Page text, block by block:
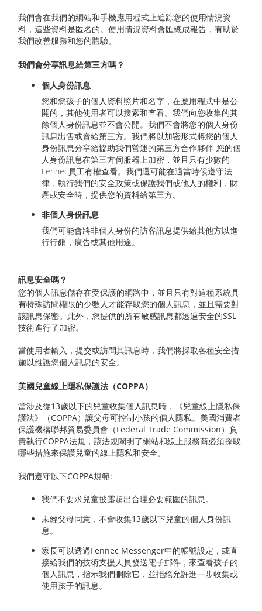
我們會在我們的網站和手機應用程式上追踪您的使用情況資
料，這些資料是匿名的。使用情況資料會匯總成報告，有助於
我們改善服務和您的體驗。
我們會分享訊息給第三方嗎？
個人身份訊息
您和您孩子的個人資料照片和名字，在應用程式中是公
開的，其他使用者可以搜索和查看。我們向您收集的其
餘個人身份訊息並不會公開。我們不會將您的個人身份
訊息出售或賣給第三方。我們將以加密形式將您的個人
身份訊息分享給協助我們營運的第三方合作夥伴-您的個
人身份訊息在第三方伺服器上加密，並且只有少數的
Fennec員工有權查看。我們還可能在適當時候遵守法
律，執行我們的安全政策或保護我們或他人的權利，財
產或安全時，提供您的資料給第三方。
非個人身份訊息
我們可能會將非個人身份的訪客訊息提供給其他方以進
行行銷，廣告或其他用途。
訊息安全嗎？
您的個人訊息儲存在受保護的網路中，並且只有對這種系統具
有特殊訪問權限的少數人才能存取您的個人訊息，並且需要對
該訊息保密。此外，您提供的所有敏感訊息都透過安全的SSL
技術進行了加密。
當使用者輸入，提交或訪問其訊息時，我們將採取各種安全措
施以維護您個人訊息的安全。
美國兒童線上隱私保護法（COPPA）
當涉及從13歲以下的兒童收集個人訊息時，《兒童線上隱私保
護法》（COPPA）讓父母可控制小孩的個人隱私。美國消費者
保護機構聯邦貿易委員會（Federal Trade Commission）負
責執行COPPA法規，該法規闡明了網站和線上服務商必須採取
哪些措施來保護兒童的線上隱私和安全。
我們遵守以下COPPA規範:
我們不要求兒童披露超出合理必要範圍的訊息。
未經父母同意，不會收集13歲以下兒童的個人身份訊
息。
家長可以透過Fennec Messenger中的帳號設定，或直
接給我們的技術支援人員發送電子郵件，來查看孩子的
個人訊息，指示我們刪除它，並拒絕允許進一步收集或
使用孩子的訊息。